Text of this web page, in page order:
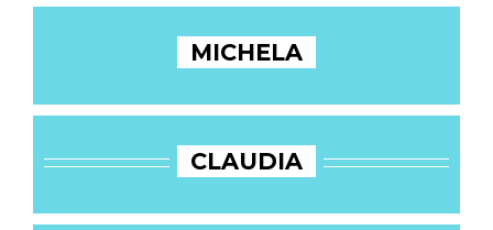
MICHELA
CLAUDIA